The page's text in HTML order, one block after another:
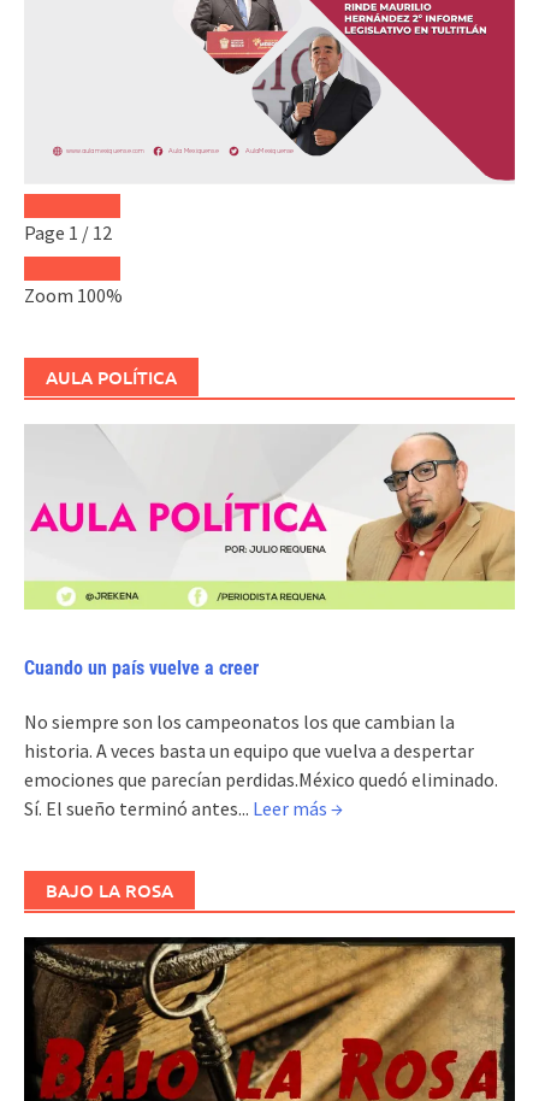
Page 1 / 12
Zoom 100%
AULA POLÍTICA
Cuando un país vuelve a creer
No siempre son los campeonatos los que cambian la
historia. A veces basta un equipo que vuelva a despertar
emociones que parecían perdidas.México quedó eliminado.
Sí. El sueño terminó antes... Leer más →
BAJO LA ROSA